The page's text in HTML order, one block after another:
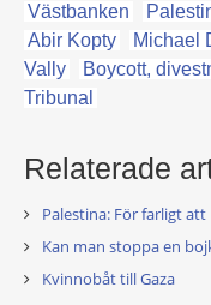
Västbanken
Abir Kopty
Michael
Vally
Boycott,
Tribunal
Relaterade
Palestina: För farligt
Kan man stoppa en
Kvinnobåt till Gaza